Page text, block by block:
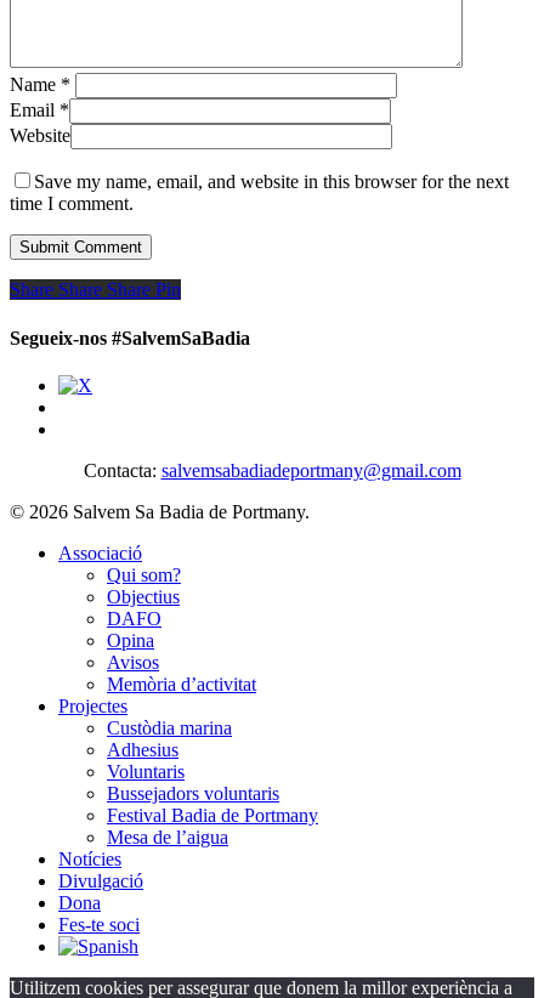
Name *
Email *
Website
Save my name, email, and website in this browser for the next
time I comment.
Share
Share Share Share Pin
Segueix-nos #SalvemSaBadia
Contacta: salvemsabadiadeportmany@gmail.com
© 2026 Salvem Sa Badia de Portmany.
Close
Associació
Qui som?
Objectius
DAFO
Opina
Avisos
Memòria d’activitat
Projectes
Custòdia marina
Adhesius
Voluntaris
Bussejadors voluntaris
Festival Badia de Portmany
Mesa de l’aigua
Notícies
Divulgació
Dona
Fes-te soci
Utilitzem cookies per assegurar que donem la millor experiència a